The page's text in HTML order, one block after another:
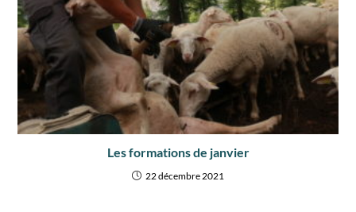
Les formations de janvier
22 décembre 2021